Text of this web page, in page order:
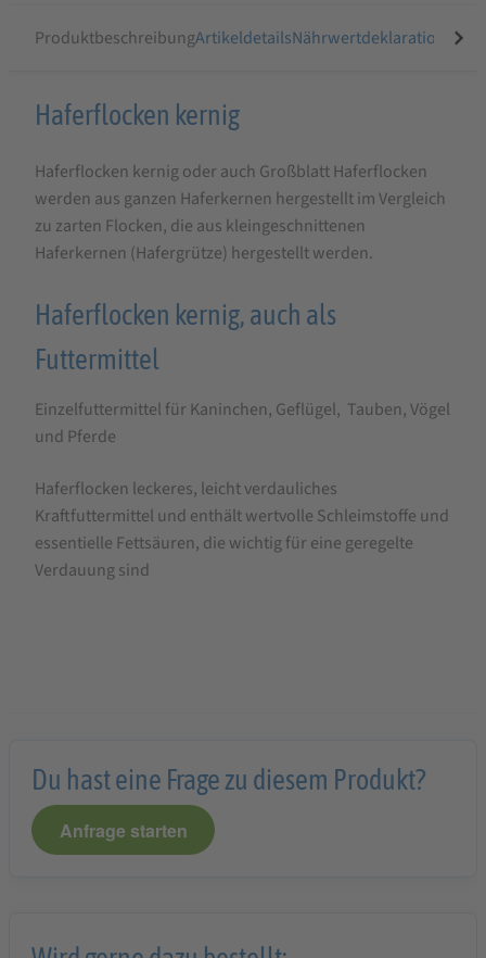
ProduktbeschreibungArtikeldetailsNährwertdeklaration
Produktbeschreibung
Haferflocken
kernig
Haferflocken kernig
Haferflocken kernig oder auch Großblatt Haferflocken
werden aus ganzen Haferkernen hergestellt im Vergleich
zu zarten Flocken, die aus kleingeschnittenen
Haferkernen (Hafergrütze) hergestellt werden.
Haferflocken kernig, auch als
Futtermittel
Einzelfuttermittel für Kaninchen, Geflügel, Tauben, Vögel
und Pferde
Haferflocken leckeres, leicht verdauliches
Kraftfuttermittel und enthält wertvolle Schleimstoffe und
essentielle Fettsäuren, die wichtig für eine geregelte
Verdauung sind
Du hast eine Frage zu diesem Produkt?
Anfrage starten